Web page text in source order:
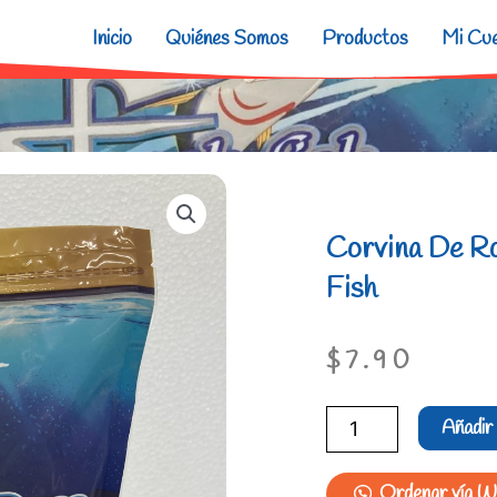
Inicio Quiénes Somos Productos Mi
Corvina De
Fish
$7.90
Corvina
De
Roca